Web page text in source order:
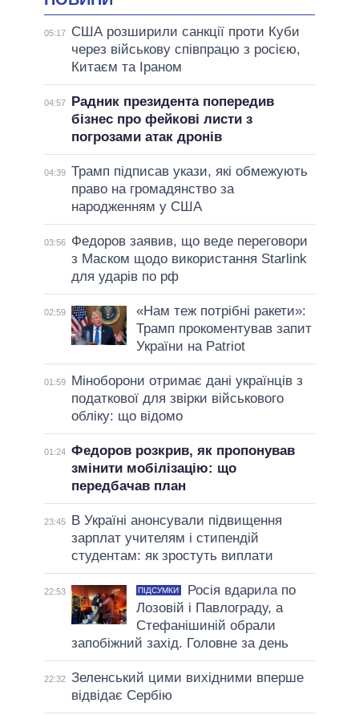
05:17
США розширили санкції проти Куби
через військову співпрацю з росією,
Китаєм та Іраном
04:57
Радник президента попередив
бізнес про фейкові листи з
погрозами атак дронів
04:39 Трамп підписав укази, які обмежують
право на громадянство за
народженням у США
03:56
Федоров заявив, що веде переговори
з Маском щодо використання Starlink
для ударів по рф
02:59
«Нам теж потрібні ракети»:
Трамп прокоментував запит
України на Patriot
01:59
Міноборони отримає дані українців з
податкової для звірки військового
обліку: що відомо
01:24 Федоров розкрив, як пропонував
змінити мобілізацію: що
передбачав план
23:45
В Україні анонсували підвищення
зарплат учителям і стипендій
студентам: як зростуть виплати
22:53 ПІДСУМКИ
Росія вдарила по
Лозовій і Павлограду, а
Стефанішиній обрали
запобіжний захід. Головне за день
22:32 Зеленський цими вихідними вперше
відвідає Сербію